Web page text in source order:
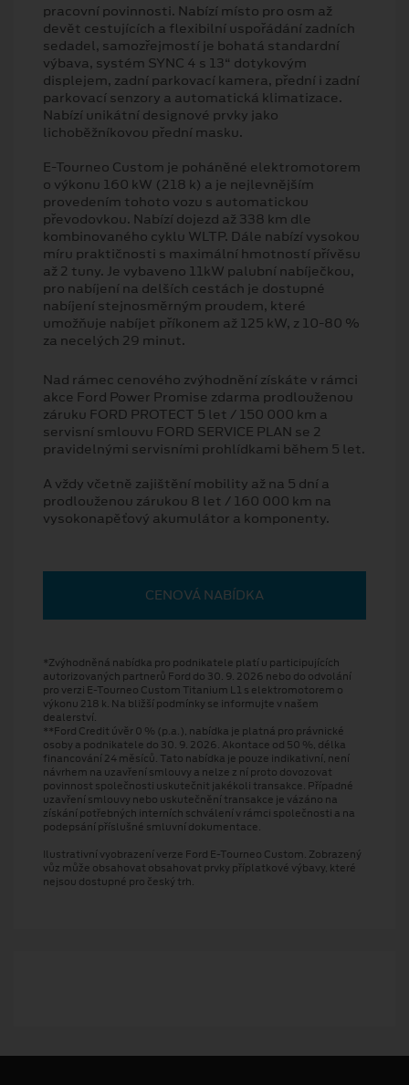
pracovní povinnosti. Nabízí místo pro osm až
devět cestujících a flexibilní uspořádání zadních
sedadel, samozřejmostí je bohatá standardní
výbava, systém SYNC 4 s 13“ dotykovým
displejem, zadní parkovací kamera, přední i zadní
parkovací senzory a automatická klimatizace.
Nabízí unikátní designové prvky jako
lichoběžníkovou přední masku.
E-Tourneo Custom je poháněné elektromotorem
o výkonu 160 kW (218 k) a je nejlevnějším
provedením tohoto vozu s automatickou
převodovkou. Nabízí dojezd až 338 km dle
kombinovaného cyklu WLTP. Dále nabízí vysokou
míru praktičnosti s maximální hmotností přívěsu
až 2 tuny. Je vybaveno 11kW palubní nabíječkou,
pro nabíjení na delších cestách je dostupné
nabíjení stejnosměrným proudem, které
umožňuje nabíjet příkonem až 125 kW, z 10-80 %
za necelých 29 minut.
Nad rámec cenového zvýhodnění získáte v rámci
akce Ford Power Promise zdarma prodlouženou
záruku FORD PROTECT 5 let / 150 000 km a
servisní smlouvu FORD SERVICE PLAN se 2
pravidelnými servisními prohlídkami během 5 let.
A vždy včetně zajištění mobility až na 5 dní a
prodlouženou zárukou 8 let / 160 000 km na
vysokonapěťový akumulátor a komponenty.
CENOVÁ NABÍDKA
*Zvýhodněná nabídka pro podnikatele platí u participujících
autorizovaných partnerů Ford do 30. 9. 2026 nebo do odvolání
pro verzi E-Tourneo Custom Titanium L1 s elektromotorem o
výkonu 218 k. Na bližší podmínky se informujte v našem
dealerství.
**Ford Credit úvěr 0 % (p.a.), nabídka je platná pro právnické
osoby a podnikatele do 30. 9. 2026. Akontace od 50 %, délka
financování 24 měsíců. Tato nabídka je pouze indikativní, není
návrhem na uzavření smlouvy a nelze z ní proto dovozovat
povinnost společnosti uskutečnit jakékoli transakce. Případné
uzavření smlouvy nebo uskutečnění transakce je vázáno na
získání potřebných interních schválení v rámci společnosti a na
podepsání příslušné smluvní dokumentace.
Ilustrativní vyobrazení verze Ford E-Tourneo Custom. Zobrazený
vůz může obsahovat obsahovat prvky příplatkové výbavy, které
nejsou dostupné pro český trh.